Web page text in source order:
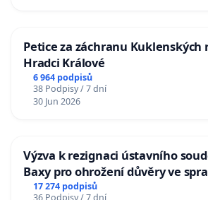
Petice za záchranu Kuklenských
Hradci Králové
6 964 podpisů
38 Podpisy / 7 dní
30 Jun 2026
Výzva k rezignaci ústavního
Baxy pro ohrožení důvěry ve
17 274 podpisů
36 Podpisy / 7 dní